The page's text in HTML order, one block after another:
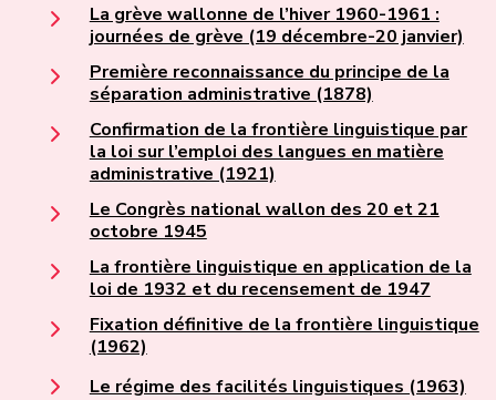
La grève wallonne de l’hiver 1960-1961 :
journées de grève (19 décembre-20 janvier)
Première reconnaissance du principe de la
séparation administrative (1878)
Confirmation de la frontière linguistique par
la loi sur l’emploi des langues en matière
administrative (1921)
Le Congrès national wallon des 20 et 21
octobre 1945
La frontière linguistique en application de la
loi de 1932 et du recensement de 1947
Fixation définitive de la frontière linguistique
(1962)
Le régime des facilités linguistiques (1963)